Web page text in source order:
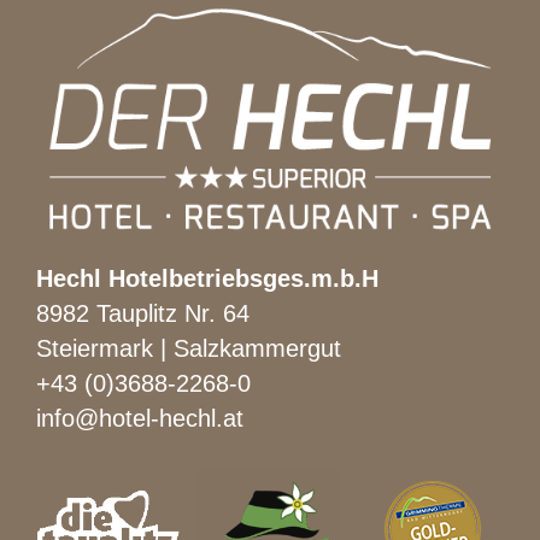
Hechl Hotelbetriebsges.m.b.H
8982 Tauplitz Nr. 64
Steiermark | Salzkammergut
+43 (0)3688-2268-0
info@hotel-hechl.at